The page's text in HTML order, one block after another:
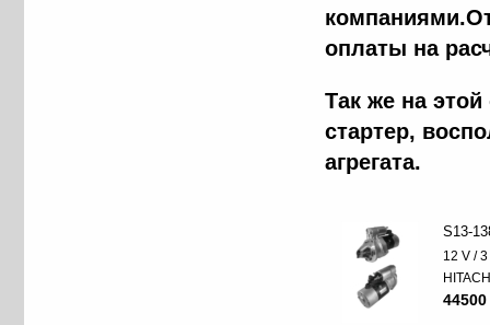
оплаты на
Так же на
стартер,
агрегата.
S13-
12 V /